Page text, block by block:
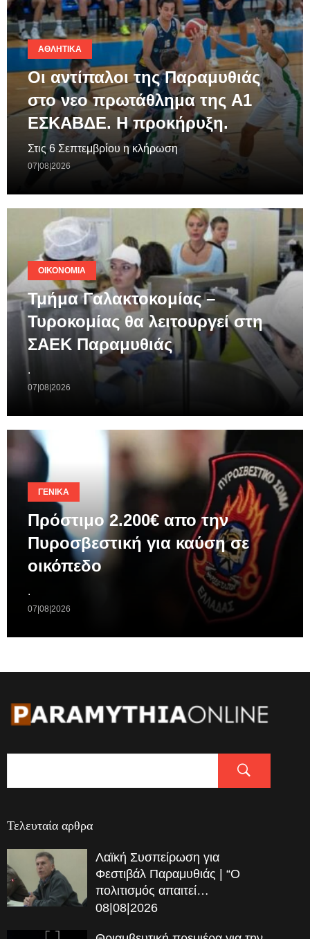
ΑΘΛΗΤΙΚΆ
Οι αντίπαλοι της Παραμυθιάς
στο νεο πρωτάθλημα της A1
ΕΣΚΑΒΔΕ. Η προκήρυξη.
Στις 6 Σεπτεμβρίου η κλήρωση
07|08|2026
ΟΙΚΟΝΟΜΊΑ
Τμήμα Γαλακτοκομίας –
Τυροκομίας θα λειτουργεί στη
ΣΑΕΚ Παραμυθιάς
.
07|08|2026
ΓΕΝΙΚΆ
Πρόστιμο 2.200€ απο την
Πυροσβεστική για καύση σε
οικόπεδο
.
07|08|2026
Τελευταία αρθρα
Λαϊκή Συσπείρωση για
Φεστιβάλ Παραμυθιάς | “Ο
πολιτισμός απαιτεί…
08|08|2026